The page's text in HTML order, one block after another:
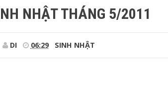
NHẬT THÁNG 5/2011
DI 06:29 SINH NHẬT